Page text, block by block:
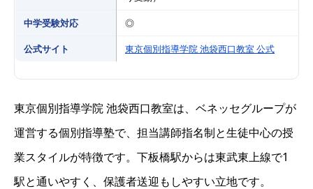
中学受験対応 ◎
公式サイト 東京個別指導学院 池袋西口教室 公式
東京個別指導学院 池袋西口教室は、ベネッセグループが
運営する個別指導塾で、担当講師指名制と生徒中心の授
業スタイルが特徴です。下板橋駅からは東武東上線で1
駅と通いやすく、保護者送迎もしやすい立地です。